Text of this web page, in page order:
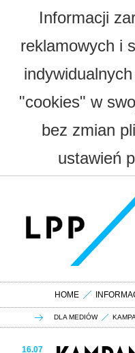
Informacji
reklamowych i
"cookies" w
bez zmian
ustawień
HOME
DLA MEDIÓW
16.07